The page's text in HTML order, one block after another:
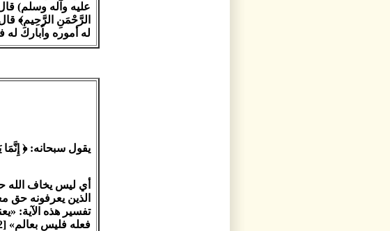
عليه وآله وسلم)
الرَّحْمَنِ الرَّحِيمِ﴾
له أموره واُبارك له
يقول سبحانه: ﴿ إِنَّمَا
أي ليس يخاف الله
الذين يعرفونه حق
تفسير هذه الآية:
فعله فليس بعالم» [2] .